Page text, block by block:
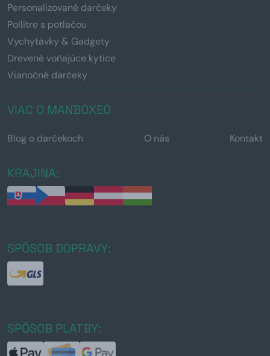
Personalizované darčeky
Pollitre s potlačou
Vychytávky & Gadgety
Drevené voňajúce kytice
Vianočné darčeky
VIAC O MANBOXEO
Blog o darčekoch O nás Kontakt
KRAJINA:
SPÔSOB DOPRAVY:
SPÔSOB PLATBY: